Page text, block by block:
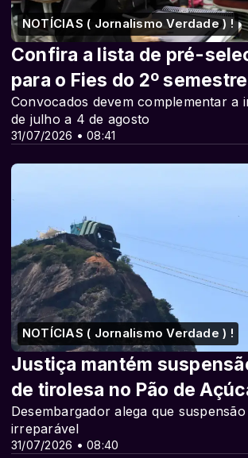
NOTÍCIAS ( Jornalismo Verdade ) !
31/07/2026 • 08:41
Confira a lista de pré-
para o Fies do 2º semestre
Convocados devem complementar a
de julho a 4 de agosto
NOTÍCIAS ( Jornalismo Verdade ) !
31/07/2026 • 08:40
Justiça mantém
de tirolesa no Pão de
Desembargador alega que
irreparável